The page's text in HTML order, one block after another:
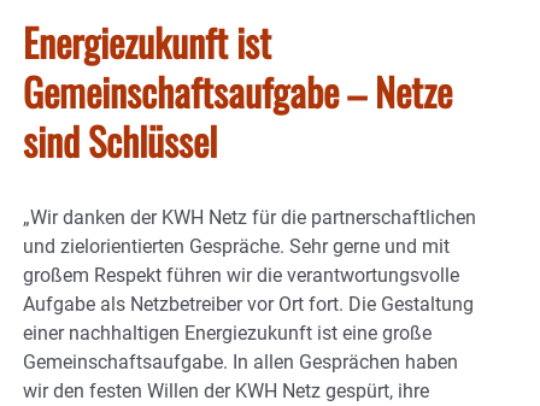
Energiezukunft ist
Gemeinschaftsaufgabe – Netze
sind Schlüssel
„Wir danken der KWH Netz für die partnerschaftlichen
und zielorientierten Gespräche. Sehr gerne und mit
großem Respekt führen wir die verantwortungsvolle
Aufgabe als Netzbetreiber vor Ort fort. Die Gestaltung
einer nachhaltigen Energiezukunft ist eine große
Gemeinschaftsaufgabe. In allen Gesprächen haben
wir den festen Willen der KWH Netz gespürt, ihre